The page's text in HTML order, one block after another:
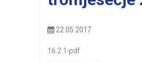
22.05.2017
16.2.1-pdf